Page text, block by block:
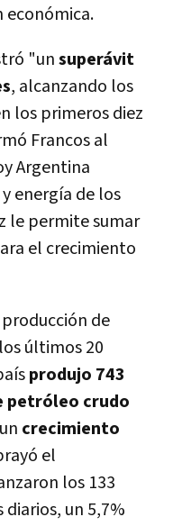
económica.
"unsuperávit
, alcanzando los
los primeros diez
Francos al
Argentina
energía de los
le permite sumar
el crecimiento
de
últimos 20
produjo 743
petróleo crudo
crecimiento
el
los 133
un 5,7%